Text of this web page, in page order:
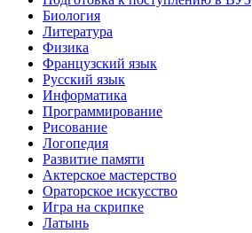
Биология
Литература
Физика
Французский язык
Русский язык
Информатика
Программирование
Рисование
Логопедия
Развитие памяти
Актерское мастерство
Ораторское искусство
Игра на скрипке
Латынь